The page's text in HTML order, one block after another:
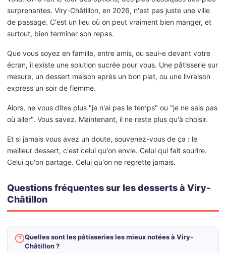
surprenantes. Viry-Châtillon, en 2026, n'est pas juste une ville
de passage. C'est un lieu où on peut vraiment bien manger, et
surtout, bien terminer son repas.
Que vous soyez en famille, entre amis, ou seul-e devant votre
écran, il existe une solution sucrée pour vous. Une pâtisserie sur
mesure, un dessert maison après un bon plat, ou une livraison
express un soir de flemme.
Alors, ne vous dites plus "je n'ai pas le temps" ou "je ne sais pas
où aller". Vous savez. Maintenant, il ne reste plus qu'à choisir.
Et si jamais vous avez un doute, souvenez-vous de ça : le
meilleur dessert, c'est celui qu'on envie. Celui qui fait sourire.
Celui qu'on partage. Celui qu'on ne regrette jamais.
Questions fréquentes sur les desserts à Viry-
Châtillon
Quelles sont les pâtisseries les mieux notées à Viry-
Châtillon ?